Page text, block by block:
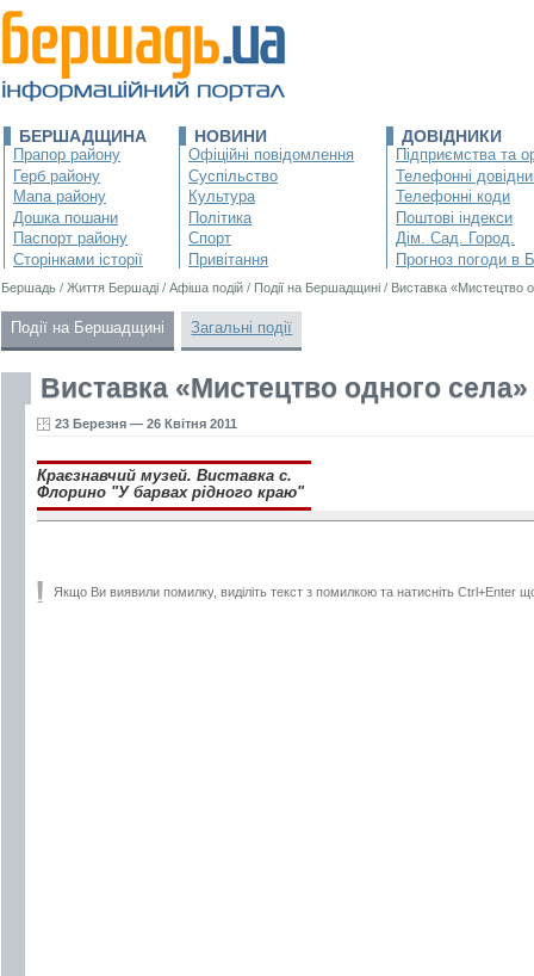
БЕРШАДЩИНА
Прапор району
Герб району
Мапа району
Дошка пошани
Паспорт району
Сторінками історії
НОВИНИ
Офіційні повідомлення
Суспільство
Культура
Політика
Спорт
Привітання
ДОВІДНИКИ
Підприємства та
Телефонні
Телефонні коди
Поштові індекси
Дім. Сад. Город.
Прогноз погоди в
Бершадь / Життя Бершаді / Афіша подій / Події на Бершадщині / Виставка «Мистецтво
Події на Бершадщині Загальні події
Виставка «Мистецтво одного
23 Березня — 26 Квітня 2011
Краєзнавчий музей. Виставка с.
Флорино "У барвах рідного краю"
Якщо Ви виявили помилку, виділіть текст з помилкою та натисніть Ctrl+Enter